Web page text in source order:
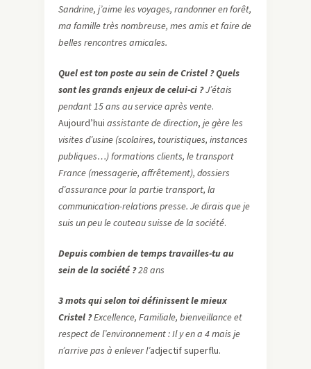
Sandrine, j’aime les voyages, randonner en forêt,
ma famille très nombreuse, mes amis et faire de
belles rencontres amicales.
Quel est ton poste au sein de Cristel ? Quels
sont les grands enjeux de celui-ci ?J’étais
pendant 15 ans au service après vente.
Aujourd’hui assistante de direction, je gère les
visites d’usine (scolaires, touristiques, instances
publiques…) formations clients, le transport
France (messagerie, affrêtement), dossiers
d’assurance pour la partie transport, la
communication-relations presse. Je dirais que je
suis un peu le couteau suisse de la société.
Depuis combien de temps travailles-tu au
sein de la société ?28 ans
3 mots qui selon toi définissent le mieux
Cristel ?Excellence, Familiale, bienveillance et
respect de l’environnement : Il y en a 4 mais je
n’arrive pas à enlever l’adjectif superflu.